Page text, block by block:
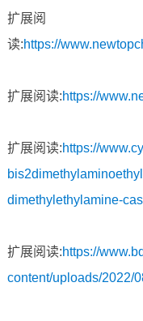
扩展阅
读:https://
扩展阅读:https://
扩展阅读:https://
dimethylethylamine-
扩展阅读:https://
content/uploads/2022/